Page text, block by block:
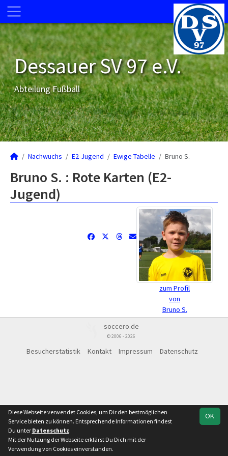
Dessauer SV 97 e.V.
Abteilung Fußball
Nachwuchs E2-Jugend Ewige Tabelle Bruno S.
Bruno S. : Rote Karten (E2-
Jugend)
zum Profil
von
Bruno S.
soccero.de
© 2006 - 2026
Besucherstatistik Kontakt Impressum Datenschutz
OK
Diese Webseite verwendet Cookies, um Dir den bestmöglichen
Service bieten zu können. Entsprechende Informationen findest
Du unter Datenschutz.
Mit der Nutzung der Webseite erklärst Du Dich mit der
Verwendung von Cookies einverstanden.